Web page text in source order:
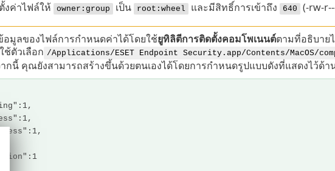
งค่าไฟล์ให้ owner:group เป็น root:wheel และมีสิทธิ์การเข้าถึง 640 (-rw-
มูลของไฟล์การกำหนดค่าได้โดยใช้ยูทิลิตีการติดตั้งคอมโพเนนต์ตามที่อธิบาย
ตัวเลือก /Applications/ESET Endpoint Security.app/Contents/MacOS/
กนี้ คุณยังสามารถสร้างขึ้นด้วยตนเองได้โดยการกำหนดรูปแบบดังที่แสดงไว้ด้า